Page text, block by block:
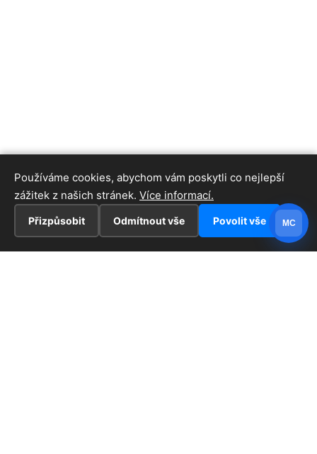
Používáme cookies, abychom vám poskytli co nejlepší
zážitek z našich stránek. Více informací.
Přizpůsobit Odmítnout vše Povolit vše MC